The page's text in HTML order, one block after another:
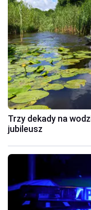
Trzy dekady na
jubileusz